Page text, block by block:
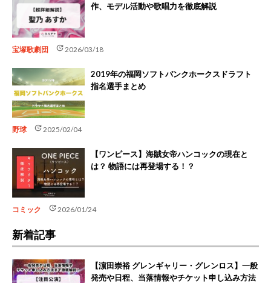
作、モデル活動や歌唱力を徹底解説
宝塚歌劇団 update2026/03/18
2019年の福岡ソフトバンクホークスドラフト
指名選手まとめ
野球 update2025/02/04
【ワンピース】海賊女帝ハンコックの現在と
は？ 物語には再登場する！？
コミック update2026/01/24
新着記事
【濵田崇裕 グレンギャリー・グレンロス】一般
発売や日程、当落情報やチケット申し込み方法